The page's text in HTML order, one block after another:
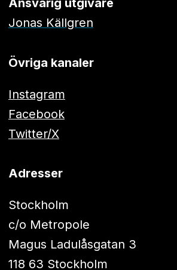
Jonas Källgren
Övriga kanaler
Instagram
Facebook
Twitter/X
Adresser
Stockholm
c/o Metropole
Magus Ladulåsgatan 3
118 63 Stockholm